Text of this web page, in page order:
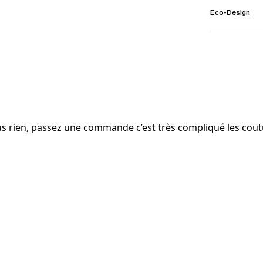
Eco-Design
rien, passez une commande c’est très compliqué les